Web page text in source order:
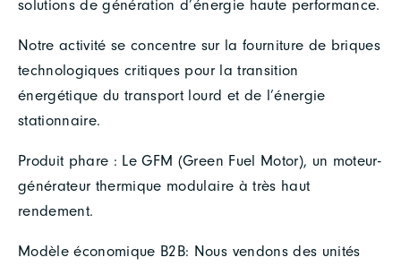
solutions de génération d’énergie haute performance.
Notre activité se concentre sur la fourniture de briques
technologiques critiques pour la transition
énergétique du transport lourd et de l’énergie
stationnaire.
Produit phare : Le GFM (Green Fuel Motor), un moteur-
générateur thermique modulaire à très haut
rendement.
Modèle économique B2B: Nous vendons des unités